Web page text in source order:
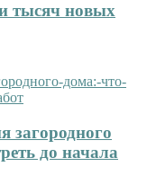
тысяч новых
загородного
до начала